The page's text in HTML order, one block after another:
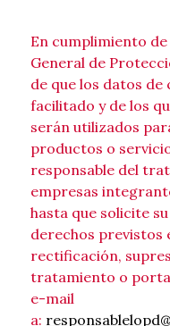
En cumplimiento
General de
de que los datos
facilitado y de los
serán utilizados
productos o
responsable del
empresas
hasta que solicite
derechos previstos
rectificación,
tratamiento o
e-mail
a: